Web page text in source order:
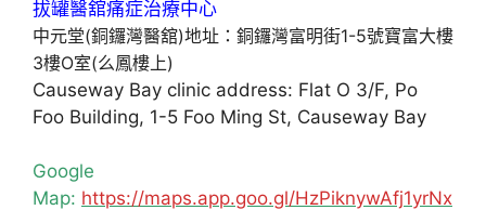
中元堂(銅鑼灣醫舘)地址：銅鑼灣富明街1-5號寶富大樓
3樓O室(么鳳樓上)
Causeway Bay clinic address: Flat O 3/F, Po
Foo Building, 1-5 Foo Ming St, Causeway Bay
Google
Map: https://maps.app.goo.gl/HzPiknywAfj1yrNx